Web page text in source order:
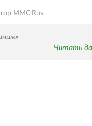
MMC Rus
Читать